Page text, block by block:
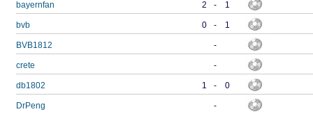
bayernfan 2 - 1
bvb 0 - 1
BVB1812 -
crete -
db1802 1 - 0
DrPeng -